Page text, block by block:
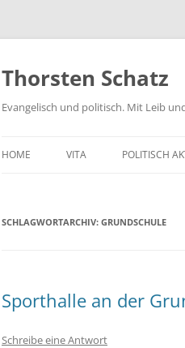
Zum
springen
Thorsten Schatz
Evangelisch und politisch. Mit Leib
HOME VITA POLITISCH
SCHLAGWORTARCHIV: GRUNDSCHULE
Sporthalle an der
Schreibe eine Antwort